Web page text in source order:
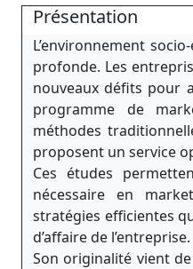
Présentation
L’environnement
profonde. Les
nouveaux défits pour
programme de
méthodes
proposent un service
Ces études
nécessaire en
stratégies efficientes
d’affaire de l’entreprise.
Son originalité vient